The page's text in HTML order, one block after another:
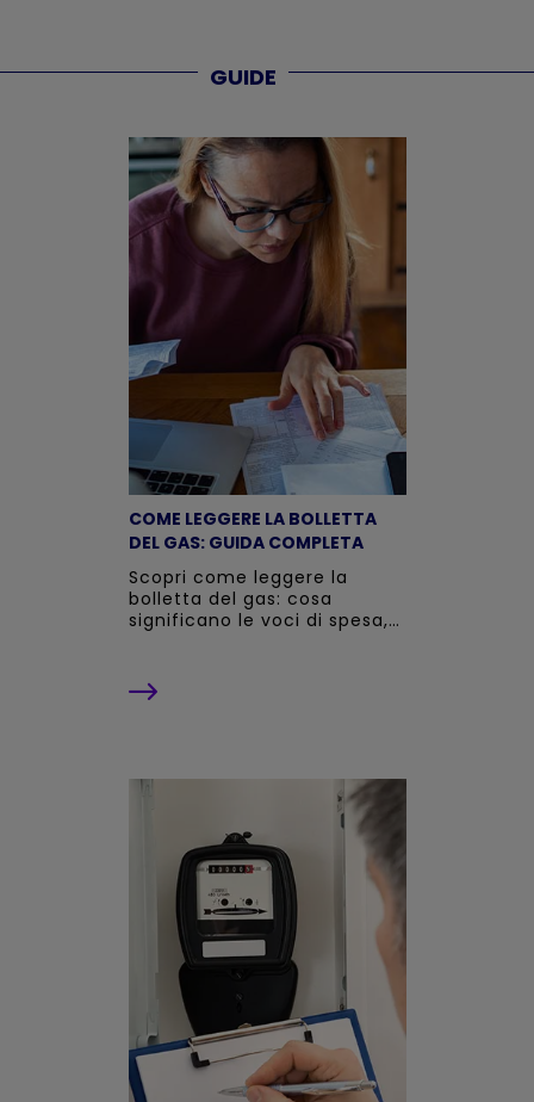
GUIDE
COME LEGGERE LA BOLLETTA
DEL GAS: GUIDA COMPLETA
Scopri come leggere la
bolletta del gas: cosa
significano le voci di spesa,
PSV. La guida di Dolomiti
Energia.